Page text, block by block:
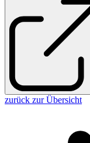
zurück zur Übersicht